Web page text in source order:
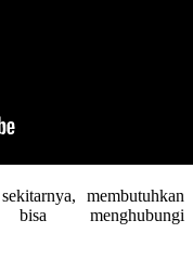
membutuhkan
menghubungi